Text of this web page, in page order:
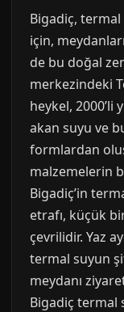
Bigadiç,
için,
de bu doğal
merkezindeki
heykel, 2000’li
akan suyu ve
formlardan
malzemelerin
Bigadiç’in
etrafı, küçük
çevrilidir. Yaz
termal suyun
meydanı
Bigadiç termal